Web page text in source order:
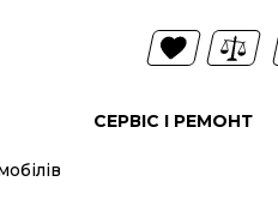
СЕРВІС І РЕМОНТ